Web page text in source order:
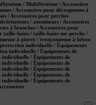
/ MultiSystème / Accessoires
/ Accessoires pour découpeuses à
/ Accessoires pour perches
/ atomiseurs / Accessoires
à branches / Accessoires pour
taille-haies / taille-haies sur perche /
à pierre / tronçonneuse à béton
individuelle / Équipements
individuelle / Équipements de
/ Équipements de
/ Équipements de
/ Équipements de
/ Équipements de
/ Équipements de